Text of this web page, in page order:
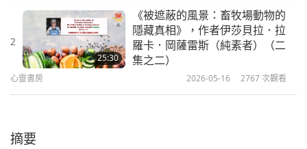
2
25:30
《被遮蔽的風景：畜牧場動物的
隱藏真相》，作者伊莎貝拉．拉
羅卡．岡薩雷斯（純素者）（二
集之二）
心靈書房 2026-05-16 2767次觀看
摘要